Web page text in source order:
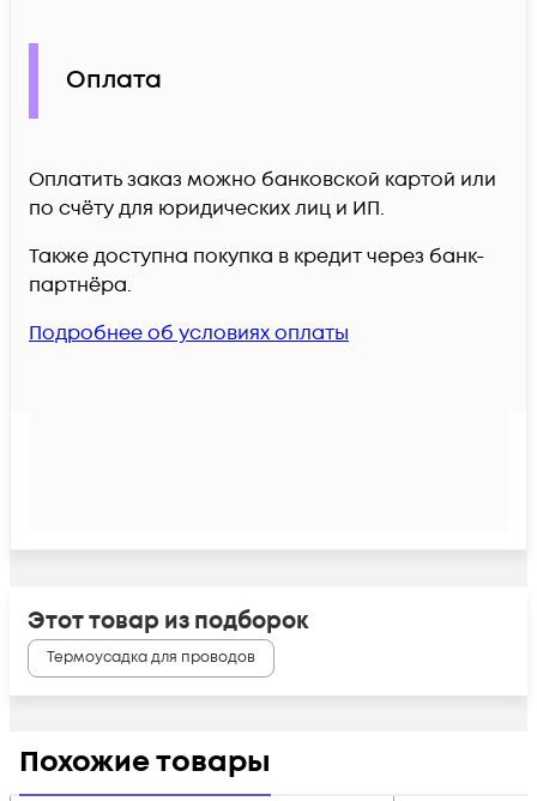
Оплата
Оплатить заказ можно банковской картой или
по счёту для юридических лиц и ИП.
Также доступна покупка в кредит через банк-
партнёра.
Подробнее об условиях оплаты
Этот товар из подборок
Термоусадка для проводов
Похожие товары